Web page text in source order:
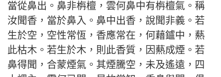
當從鼻出。鼻非栴檀，雲何鼻中有栴檀氣。稱
汝聞香，當於鼻入。鼻中出香，說聞非義。若
生於空，空性常恆，香應常在，何藉鑪中，爇
此枯木。若生於木，則此香質，因爇成煙。若
鼻得聞，合蒙煙氣。其煙騰空，未及遙遠，四